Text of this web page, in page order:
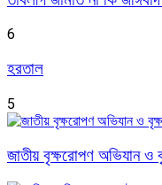
6
হরতাল
5
জাতীয় বৃক্ষরোপণ অভিযান ও